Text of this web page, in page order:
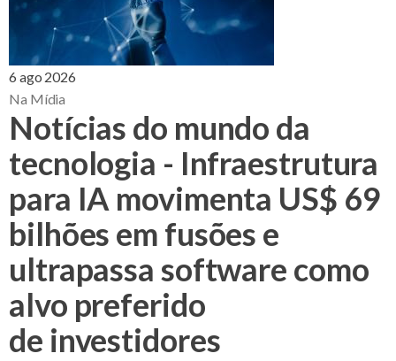
6 ago 2026
Na Mídia
Notícias do mundo da
tecnologia - Infraestrutura
para IA movimenta US$ 69
bilhões em fusões e
ultrapassa software como
alvo preferido
de investidores